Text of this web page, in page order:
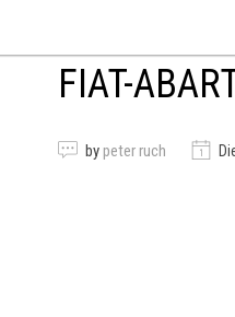
FIAT-
by peter ruch